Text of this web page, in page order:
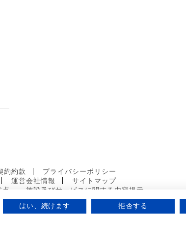
約約款
プライバシーポリシー
運営会社情報
サイトマップ
点
施設及びサービスに関する内容提示
はい、続けます 拒否する